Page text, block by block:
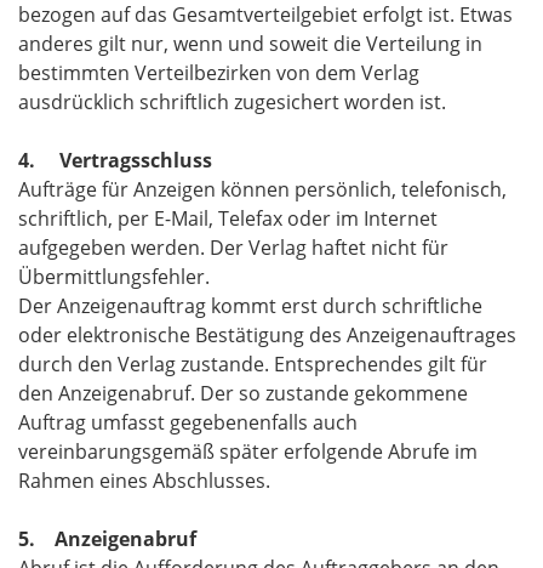
bezogen auf das Gesamtverteilgebiet erfolgt ist. Etwas
anderes gilt nur, wenn und soweit die Verteilung in
bestimmten Verteilbezirken von dem Verlag
ausdrücklich schriftlich zugesichert worden ist.
4. Vertragsschluss
Aufträge für Anzeigen können persönlich, telefonisch,
schriftlich, per E-Mail, Telefax oder im Internet
aufgegeben werden. Der Verlag haftet nicht für
Übermittlungsfehler.
Der Anzeigenauftrag kommt erst durch schriftliche
oder elektronische Bestätigung des Anzeigenauftrages
durch den Verlag zustande. Entsprechendes gilt für
den Anzeigenabruf. Der so zustande gekommene
Auftrag umfasst gegebenenfalls auch
vereinbarungsgemäß später erfolgende Abrufe im
Rahmen eines Abschlusses.
5. Anzeigenabruf